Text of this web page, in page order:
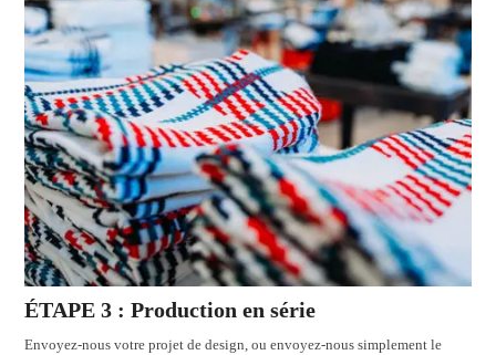
ÉTAPE 3 : Production en série
Envoyez-nous votre projet de design, ou envoyez-nous simplement le